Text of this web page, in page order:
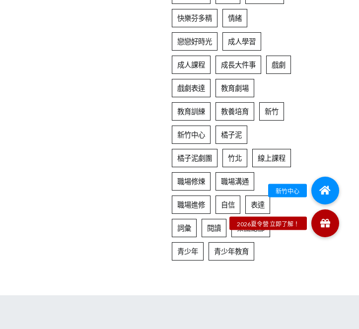
快樂芬多精 情緒
戀戀好時光 成人學習
成人課程 成長大件事 戲劇
戲劇表達 教育劇場
教育訓練 教養培育 新竹
新竹中心 橘子泥
橘子泥劇團 竹北 線上課程
職場修煉 職場溝通
職場進修 自信 表達
詞彙 閱讀 集團總部
青少年 青少年教育